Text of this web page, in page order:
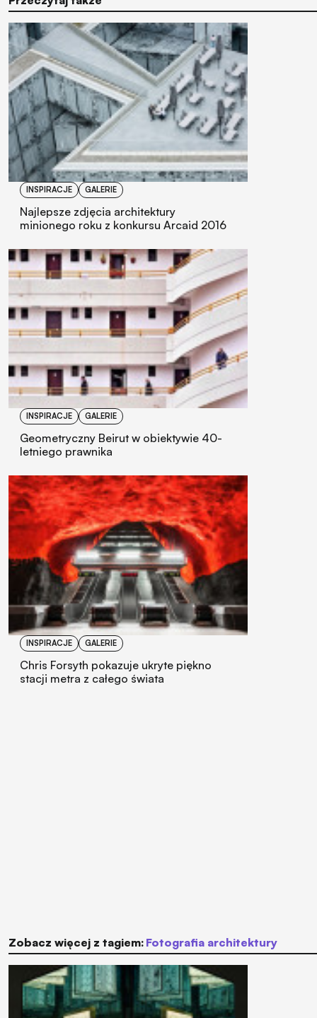
INSPIRACJE GALERIE
Najlepsze zdjęcia architektury
minionego roku z konkursu Arcaid 2016
INSPIRACJE GALERIE
Geometryczny Beirut w obiektywie 40-
letniego prawnika
INSPIRACJE GALERIE
Chris Forsyth pokazuje ukryte piękno
stacji metra z całego świata
Zobacz więcej z tagiem: fotografia architektury